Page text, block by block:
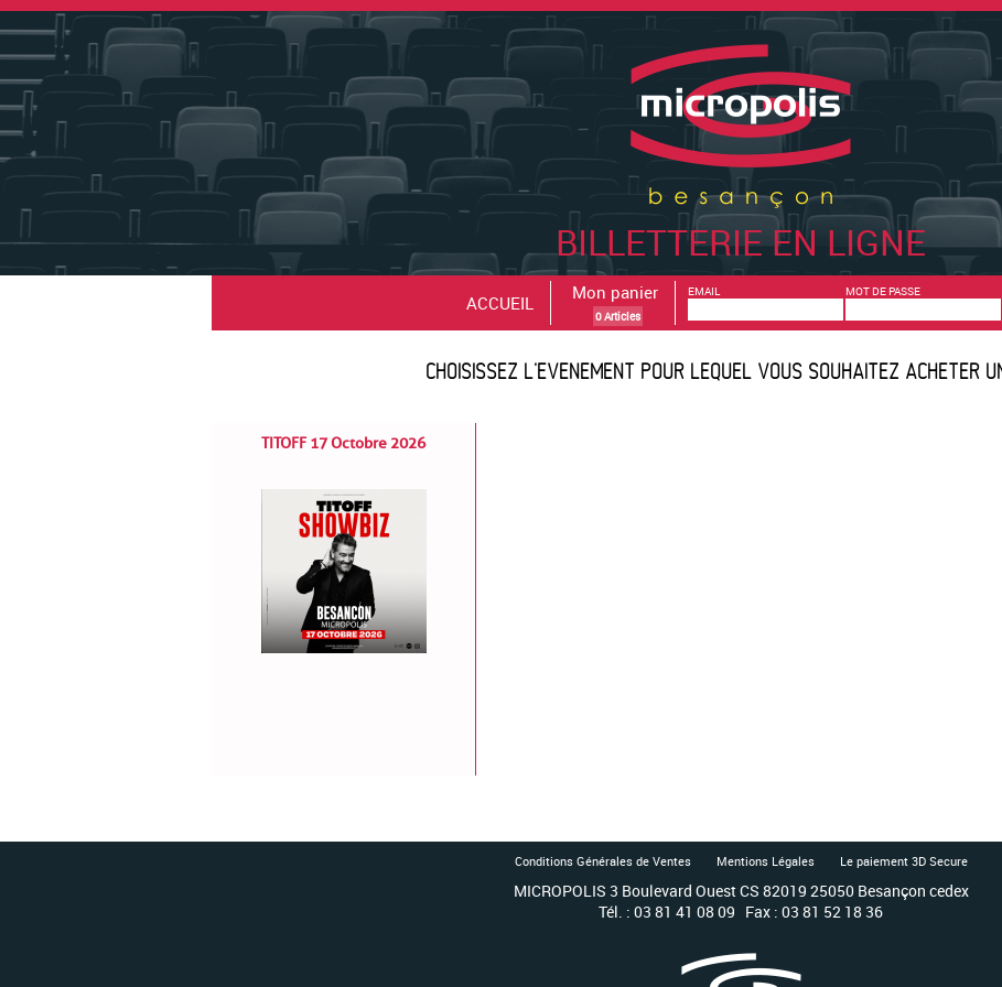
BILLETTERIE EN LIGNE
ACCUEIL Mon panier
0 Articles
EMAIL MOT DE PASSE
CHOISISSEZ L'EVENEMENT POUR LEQUEL VOUS SOUHAITEZ ACHETER
TITOFF 17 Octobre 2026
Conditions Générales de Ventes Mentions Légales Le paiement 3D Secure
MICROPOLIS 3 Boulevard Ouest CS 82019 25050 Besançon cedex
Tél. : 03 81 41 08 09 Fax : 03 81 52 18 36